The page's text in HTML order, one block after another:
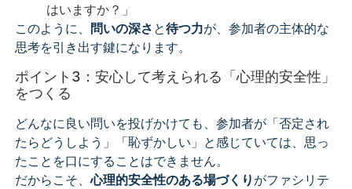
はいますか？」
このように、
問いの深さ と待つ力が、参加者の主体的な
思考を引き出す鍵になります。
ポイント3：安心して考えられる「心理的安全性」
をつくる
どんなに良い問いを投げかけても、参加者が「否定され
たらどうしよう」「恥ずかしい」と感じていては、思っ
たことを口にすることはできません。
だからこそ、心理的安全性のある場づくり がファシリテ